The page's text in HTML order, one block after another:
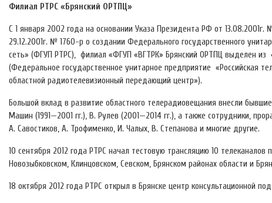
Филиал РТРС «Брянский ОРТПЦ»
С 1 января 2002 года на основании Указа Президента РФ от 13.08.2001г.
29.12.2001г. № 1760-р о создании Федерального государственного
сеть» (ФГУП РТРС), филиал «ФГУП «ВГТРК» Брянский ОРТПЦ выделен
(Федеральное государственное унитарное предприятие «Российская
областной радиотелевизионный передающий центр»).
Большой вклад в развитие областного телерадиовещания внесли
Машин (1991—2001 гг.), В. Рулев (2001—2014 гг.), а также сотрудники,
А. Савостиков, А. Трофименко, И. Чалых, В. Степанова и многие другие.
10 сентября 2012 года РТРС начал тестовую трансляцию 10
Новозыбковском, Клинцовском, Севском, Брянском районах области и
18 октября 2012 года РТРС открыл в Брянске центр консультационной